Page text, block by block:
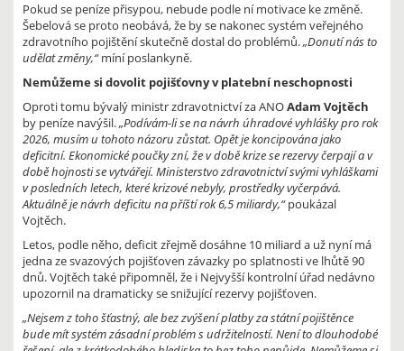
Pokud se peníze přisypou, nebude podle ní motivace ke změně.
Šebelová se proto neobává, že by se nakonec systém veřejného
zdravotního pojištění skutečně dostal do problémů.„Donutí nás to
udělat změny,“míní poslankyně.
Nemůžeme si dovolit pojišťovny v platební neschopnosti
Oproti tomu bývalý ministr zdravotnictví za ANOAdam Vojtěch
by peníze navýšil.„Podívám-li se na návrh úhradové vyhlášky pro rok
2026, musím u tohoto názoru zůstat. Opět je koncipována jako
deficitní. Ekonomické poučky zní, že v době krize se rezervy čerpají a v
době hojnosti se vytvářejí. Ministerstvo zdravotnictví svými vyhláškami
v posledních letech, které krizové nebyly, prostředky vyčerpává.
Aktuálně je návrh deficitu na příští rok 6,5 miliardy,“poukázal
Vojtěch.
Letos, podle něho, deficit zřejmě dosáhne 10 miliard a už nyní má
jedna ze svazových pojišťoven závazky po splatnosti ve lhůtě 90
dnů. Vojtěch také připomněl, že i Nejvyšší kontrolní úřad nedávno
upozornil na dramaticky se snižující rezervy pojišťoven.
„Nejsem z toho šťastný, ale bez zvýšení platby za státní pojištěnce
bude mít systém zásadní problém s udržitelností. Není to dlouhodobé